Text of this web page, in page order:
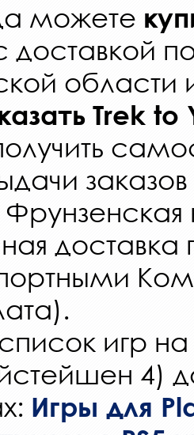
можете
доставкой
области
Trek to
заказов
игр на
4)
Игры для